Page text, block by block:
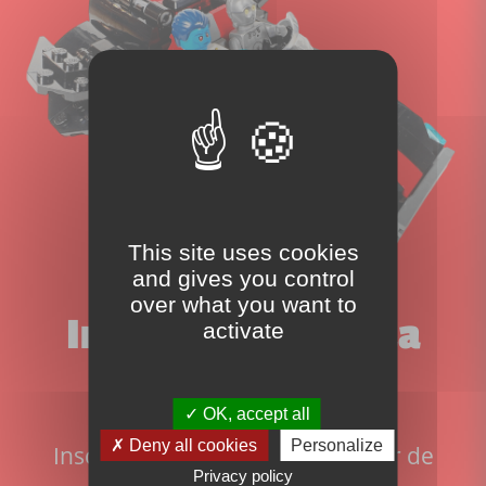
Inscrivez-vous à la
newsletter!
Inscrivez-vous pour ne rien rater de
This site uses cookies
and gives you control
over what you want to
activate
OK, accept all
Deny all cookies
Personalize
Privacy policy